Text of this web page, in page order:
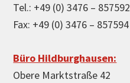
Tel.: +49 (0) 3476 – 857592
Fax: +49 (0) 3476 – 857594
Büro Hildburghausen:
Obere Marktstraße 42